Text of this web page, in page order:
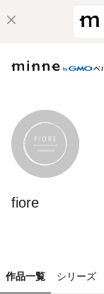
fiore
作品一覧 シリーズ